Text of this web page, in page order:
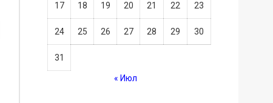
17 18 19 20 21 22 23
24 25 26 27 28 29 30
31
« Июл